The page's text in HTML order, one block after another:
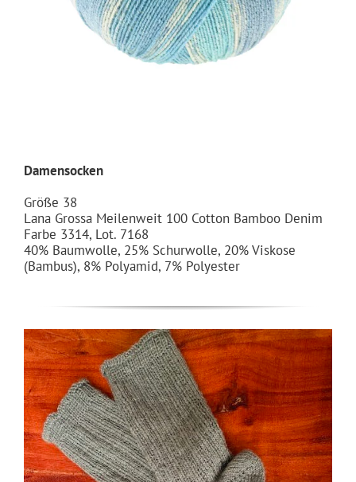
Damensocken
Größe 38
Lana Grossa Meilenweit 100 Cotton Bamboo Denim
Farbe 3314, Lot. 7168
40% Baumwolle, 25% Schurwolle, 20% Viskose
(Bambus), 8% Polyamid, 7% Polyester